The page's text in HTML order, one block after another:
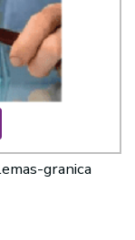
granica